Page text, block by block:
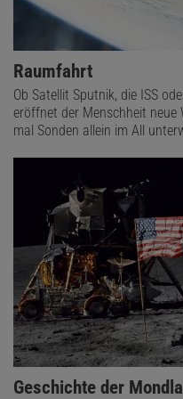
Raumfahrt
Ob Satellit Sputnik, die ISS
eröffnet der Menschheit neue
mal Sonden allein im All
Geschichte der